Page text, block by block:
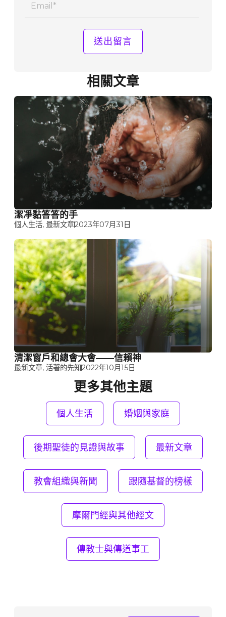
相關文章
潔凈黏答答的手
個人生活, 最新文章2023年07月31日
清潔窗戶和總會大會——信賴神
最新文章, 活著的先知2022年10月15日
更多其他主題
個人生活 婚姻與家庭
後期聖徒的見證與故事 最新文章
教會組織與新聞 跟隨基督的榜樣
摩爾門經與其他經文
傳教士與傳道事工